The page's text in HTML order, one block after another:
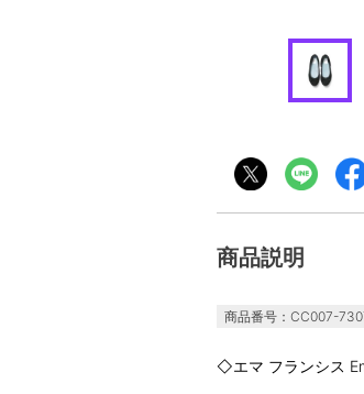
商品説明
商品番号：CC007-
◇エマ フランシス